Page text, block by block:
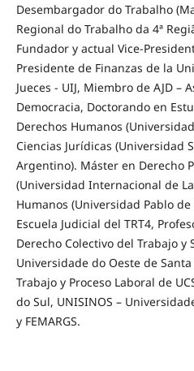
Desembargador do Trabalho
Regional do Trabalho da 4ª
Fundador y actual Vice-
Presidente de Finanzas de la
Jueces - UIJ, Miembro de AJD –
Democracia, Doctorando en
Derechos Humanos
Ciencias Jurídicas (Universidad
Argentino). Máster en Derecho
(Universidad Internacional de
Humanos (Universidad Pablo
Escuela Judicial del TRT4,
Derecho Colectivo del Trabajo y
Universidade do Oeste de
Trabajo y Proceso Laboral de
do Sul, UNISINOS –
y FEMARGS.